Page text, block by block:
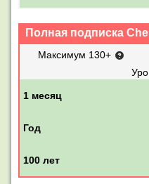
Полная подписка
Максимум 130+